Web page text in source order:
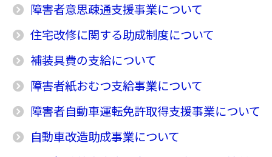
障害者意思疎通支援事業について
住宅改修に関する助成制度について
補装具費の支給について
障害者紙おむつ支給事業について
障害者自動車運転免許取得支援事業について
自動車改造助成事業について